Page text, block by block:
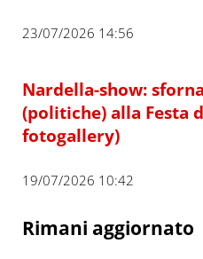
23/07/2026 14:56
Nardella-show:
(politiche) alla Festa
fotogallery)
19/07/2026 10:42
Rimani aggiornato